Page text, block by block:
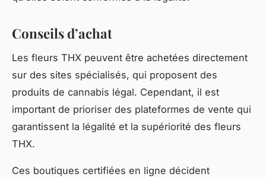
Conseils d’achat
Les fleurs THX peuvent être achetées directement
sur des sites spécialisés, qui proposent des
produits de cannabis légal. Cependant, il est
important de prioriser des plateformes de vente qui
garantissent la légalité et la supériorité des fleurs
THX.
Ces boutiques certifiées en ligne décident